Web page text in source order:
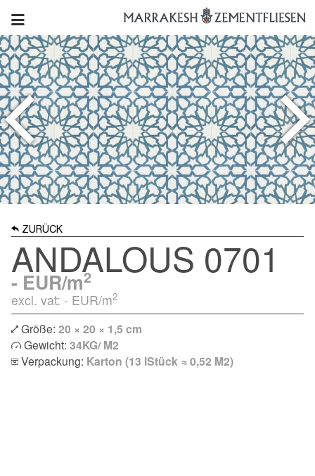
ZURÜCK
ANDALOUS 0701
- EUR/m2
excl. vat: - EUR/m2
Größe: 20 × 20 × 1,5 cm
Gewicht: 34KG/ M2
Verpackung: Karton (13 lStück ≈ 0,52 M2)